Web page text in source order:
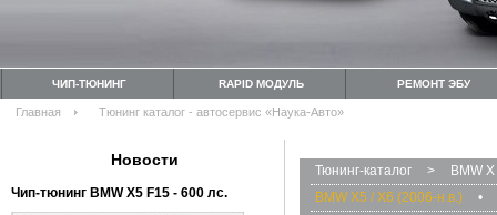
ЧИП-ТЮНИНГ RAPID МОДУЛЬ РЕМОНТ ЭБУ
Главная Тюнинг каталог - автосервис «Наука-Авто»
Новости
Чип-тюнинг BMW Х5 F15 - 600 лс.
Тюнинг-каталог >
BMW
BMW X5 / X6 (2006-н.в.)
•